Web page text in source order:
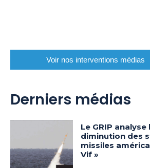
Voir nos interventions médias
Derniers médias
Le GRIP
diminution des
missiles
Vif »